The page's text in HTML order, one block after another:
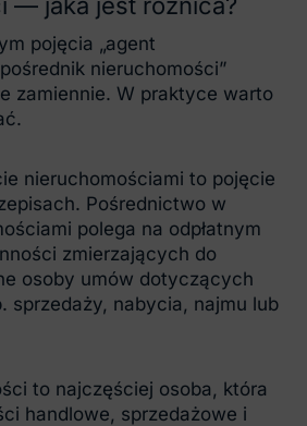
pojęcia „agent
nieruchomości”
zamiennie. W praktyce warto
nieruchomościami to pojęcie
Pośrednictwo w
polega na odpłatnym
zmierzających do
osoby umów dotyczących
sprzedaży, nabycia, najmu lub
to najczęściej osoba, która
handlowe, sprzedażowe i